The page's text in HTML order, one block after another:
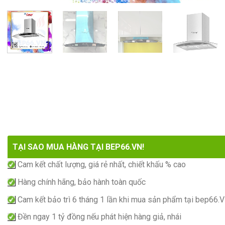
TẠI SAO MUA HÀNG TẠI BEP66.VN!
Cam kết chất lượng, giá rẻ nhất, chiết khấu % cao
Hàng chính hãng, bảo hành toàn quốc
Cam kết bảo trì 6 tháng 1 lần khi mua sản phẩm tại
Đền ngay 1 tỷ đồng nếu phát hiện hàng giả, nhái